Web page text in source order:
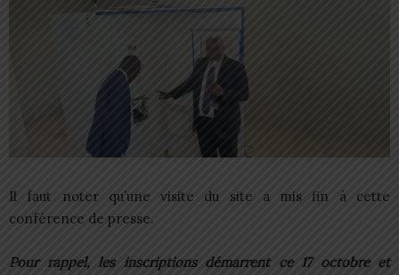
Il faut noter qu’une visite du site a mis fin à cette
conférence de presse.
Pour rappel, les inscriptions démarrent ce 17 octobre et